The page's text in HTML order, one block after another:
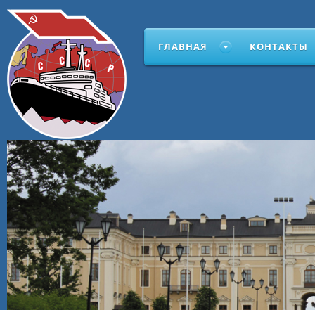
ГЛАВНАЯ КОНТАКТЫ